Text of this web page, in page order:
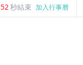
50秒結束 加入行事曆